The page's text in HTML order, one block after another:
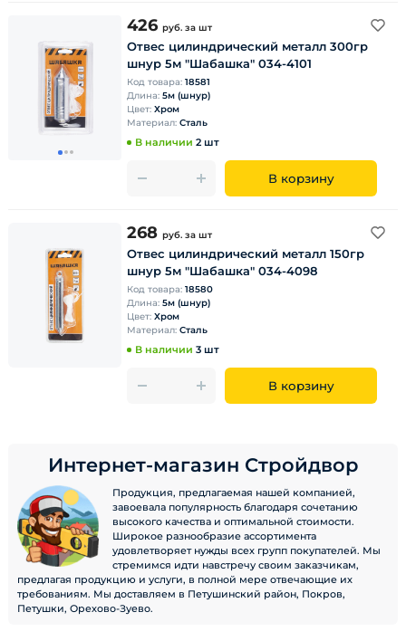
426 руб. за шт
Отвес цилиндрический металл 300гр
шнур 5м "Шабашка" 034-4101
Код товара: 18581
Длина: 5м (шнур)
Цвет: Хром
Материал: Сталь
В наличии 2 шт
В корзину
268 руб. за шт
Отвес цилиндрический металл 150гр
шнур 5м "Шабашка" 034-4098
Код товара: 18580
Длина: 5м (шнур)
Цвет: Хром
Материал: Сталь
В наличии 3 шт
В корзину
Интернет-магазин Стройдвор
Продукция, предлагаемая нашей компанией,
завоевала популярность благодаря сочетанию
высокого качества и оптимальной стоимости.
Широкое разнообразие ассортимента
удовлетворяет нужды всех групп покупателей. Мы
стремимся идти навстречу своим заказчикам,
предлагая продукцию и услуги, в полной мере отвечающие их
требованиям. Мы доставляем в Петушинский район, Покров,
Петушки, Орехово-Зуево.